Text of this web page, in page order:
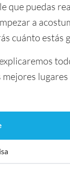
que puedas
a
cuánto estás